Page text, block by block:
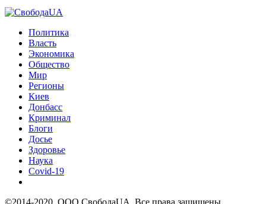
Политика
Власть
Экономика
Общество
Мир
Регионы
Киев
Донбасс
Криминал
Блоги
Досье
Здоровье
Наука
Covid-19
©2014-2020, ООО СвободаUA. Все права защищены.